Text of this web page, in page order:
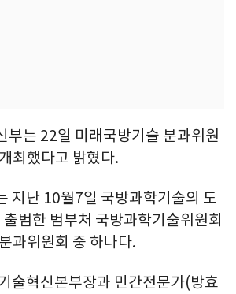
부는 22일 미래국방기술 분과위원
최했다고 밝혔다.
지난 10월7일 국방과학기술의 도
범한 범부처 국방과학기술위원회
과위원회 중 하나다.
술혁신본부장과 민간전문가(방효